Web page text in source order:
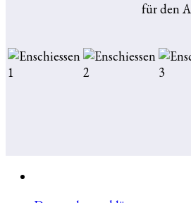
für den